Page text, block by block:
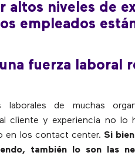
altos niveles de
empleados
fuerza laboral
laborales de muchas
cliente y experiencia no lo
en los contact center. Si
también lo son las